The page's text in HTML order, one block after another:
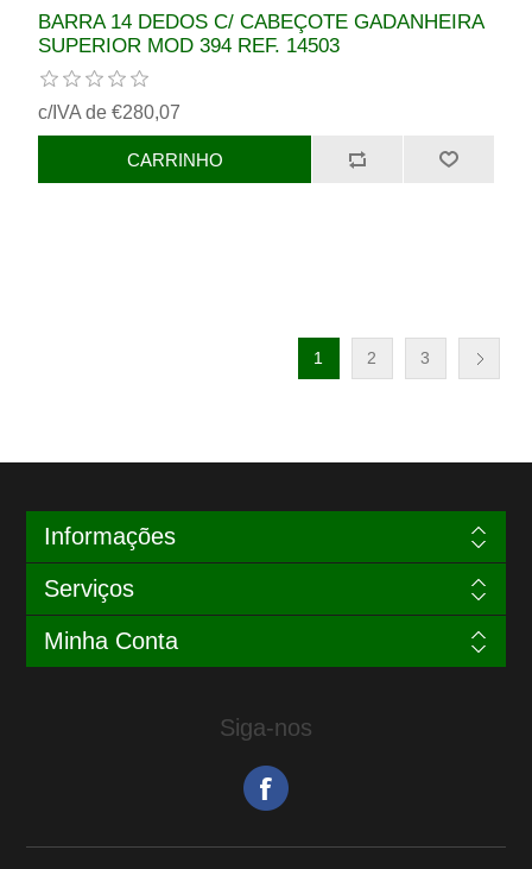
BARRA 14 DEDOS C/ CABEÇOTE GADANHEIRA
SUPERIOR MOD 394 REF. 14503
c/IVA de €280,07
1 2 3
Informações
Serviços
Minha Conta
Siga-nos